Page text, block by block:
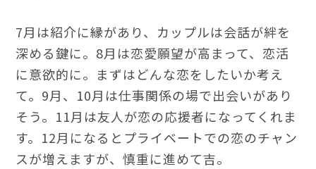
7月は紹介に縁があり、カップルは会話が絆を
深める鍵に。8月は恋愛願望が高まって、恋活
に意欲的に。まずはどんな恋をしたいか考え
て。9月、10月は仕事関係の場で出会いがあり
そう。11月は友人が恋の応援者になってくれま
す。12月になるとプライベートでの恋のチャン
スが増えますが、慎重に進めて吉。